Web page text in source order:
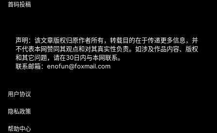
首码投稿
声明：该文章版权归原作者所有，转载目的在于传递更多信息，并
不代表本网赞同其观点和对其真实性负责。如涉及作品内容、版权
和其它问题，请在30日内与本网联系。
联系邮箱：enofun@foxmail.com
用户协议
隐私政策
帮助中心